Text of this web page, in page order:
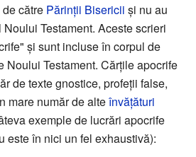
către Părinţii Bisericii şi nu au
Testament. Aceste scrieri
şi sunt incluse în corpul de
Noului Testament. Cărţile apocrife
de texte gnostice, profeţii false,
mare număr de alteînvăţături
exemple de lucrări apocrife
este în nici un fel exhaustivă):